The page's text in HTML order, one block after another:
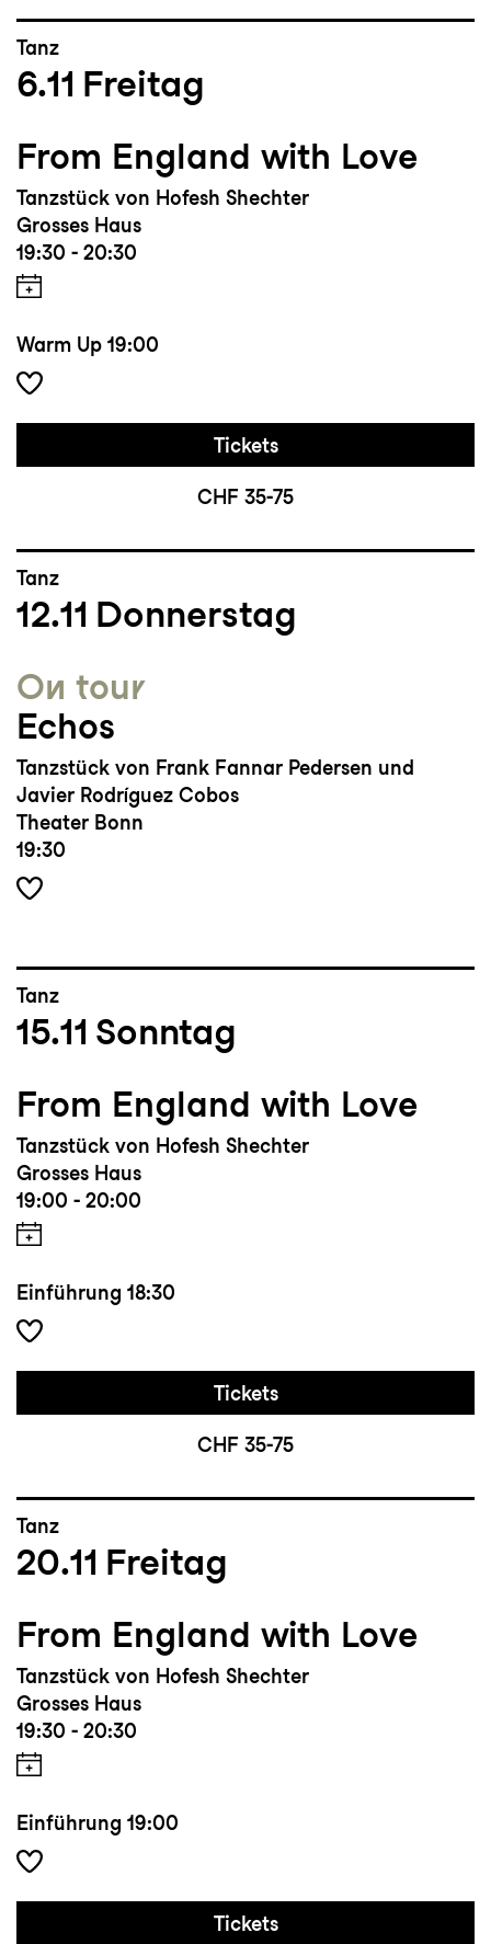
Tanz
6.11 Freitag
From England with Love
Tanzstück von Hofesh Shechter
Grosses Haus
19:30 - 20:30
Warm Up 19:00
Tickets
CHF 35-75
Tanz
12.11 Donnerstag
On tour
Echos
Tanzstück von Frank Fannar Pedersen und
Javier Rodríguez Cobos
Theater Bonn
19:30
Tanz
15.11 Sonntag
From England with Love
Tanzstück von Hofesh Shechter
Grosses Haus
19:00 - 20:00
Einführung 18:30
Tickets
CHF 35-75
Tanz
20.11 Freitag
From England with Love
Tanzstück von Hofesh Shechter
Grosses Haus
19:30 - 20:30
Einführung 19:00
Tickets